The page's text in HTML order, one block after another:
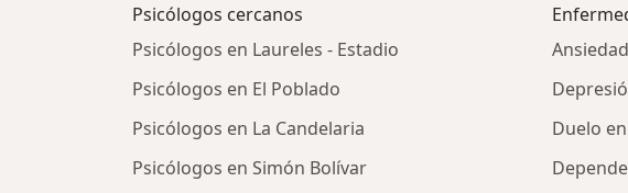
Psicólogos cercanos
Psicólogos en Laureles - Estadio
Psicólogos en El Poblado
Psicólogos en La Candelaria
Psicólogos en Simón Bolívar
Duelo